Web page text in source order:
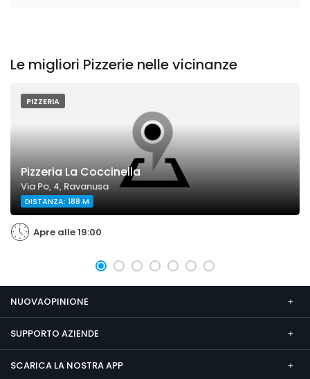
Le migliori Pizzerie nelle vicinanze
PIZZERIA
Pizzeria La Coccinella
Via Po, 4, Ravanusa
DISTANZA: 188 M
Apre alle 19:00
NUOVAOPINIONE
SUPPORTO AZIENDE
SCARICA LA NOSTRA APP